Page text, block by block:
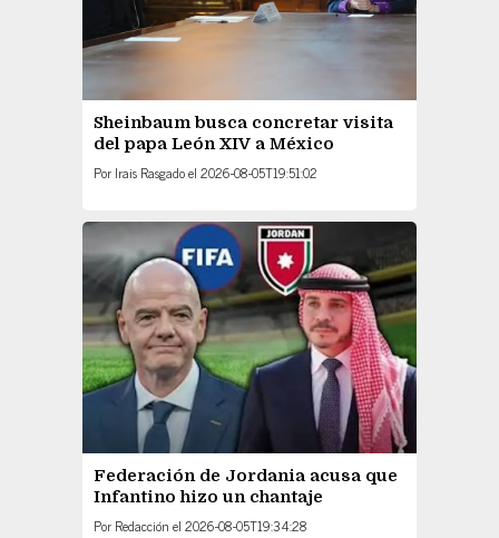
Sheinbaum busca concretar visita
del papa León XIV a México
Por Irais Rasgadoel 2026-08-05T19:51:02
Federación de Jordania acusa que
Infantino hizo un chantaje
Por Redacción el 2026-08-05T19:34:28